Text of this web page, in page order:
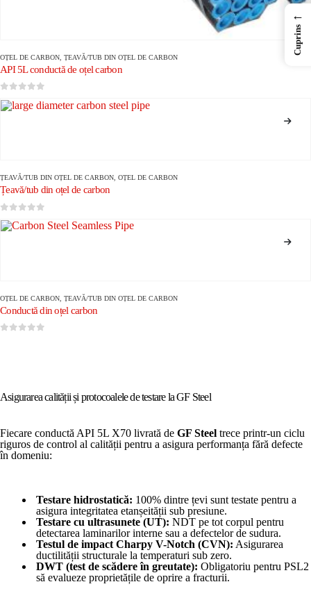
OȚEL DE CARBON ȚEAVĂ/TUB DIN OȚEL DE CARBON
API 5L conductă de oțel carbon
ȚEAVĂ/TUB DIN OȚEL DE CARBON, OȚEL DE CARBON
Țeavă/tub din oțel de carbon
OȚEL DE CARBON ȚEAVĂ/TUB DIN OȚEL DE CARBON
Conductă din oțel carbon
Asigurarea calității și protocoalele de testare la GF Steel
Fiecare conductă API 5L X70 livrată de GF Steel trece printr-un ciclu
riguros de control al calității pentru a asigura performanța fără defecte
în domeniu:
Testare hidrostatică: 100% dintre țevi sunt testate pentru a
asigura integritatea etanșeității sub presiune.
Testare cu ultrasunete (UT): NDT pe tot corpul pentru
detectarea laminarilor interne sau a defectelor de sudura.
Testul de impact Charpy V-Notch (CVN): Asigurarea
ductilității structurale la temperaturi sub zero.
DWT (test de scădere în greutate): Obligatoriu pentru PSL2
să evalueze proprietățile de oprire a fracturii.
←
Cuprins